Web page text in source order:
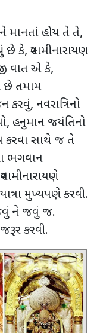
માનતાં હોય તે તે,
છે કે, સ્વામીનારાયણ
વાત એ કે,
છે તમામ
કરવું, નવરાત્રિનો
, હનુમાન જયંતિનો
કરવા સાથે જ તે
ભગવાન
યાત્રા મુખ્યપણે કરવી.
ને જવું જ.
કરવી.